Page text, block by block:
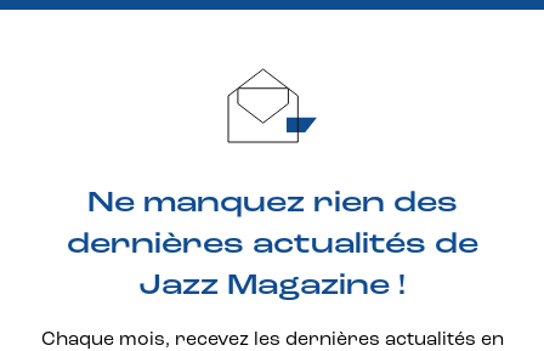
Ne manquez rien des
dernières actualités de
Jazz Magazine !
Chaque mois, recevez les dernières actualités en